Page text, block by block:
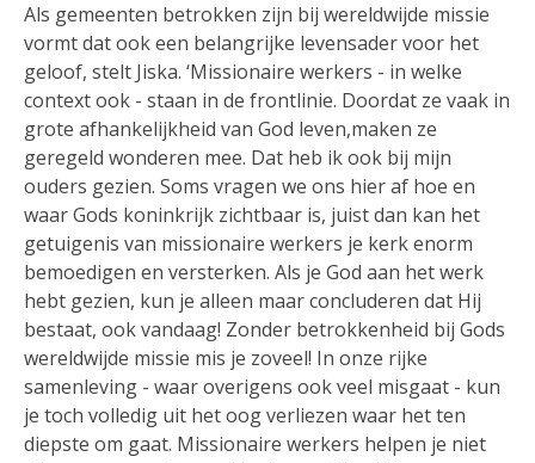
Als gemeenten betrokken zijn bij wereldwijde missie
vormt dat ook een belangrijke levensader voor het
geloof, stelt Jiska. ‘Missionaire werkers - in welke
context ook - staan in de frontlinie. Doordat ze vaak in
grote afhankelijkheid van God leven,maken ze
geregeld wonderen mee. Dat heb ik ook bij mijn
ouders gezien. Soms vragen we ons hier af hoe en
waar Gods koninkrijk zichtbaar is, juist dan kan het
getuigenis van missionaire werkers je kerk enorm
bemoedigen en versterken. Als je God aan het werk
hebt gezien, kun je alleen maar concluderen dat Hij
bestaat, ook vandaag! Zonder betrokkenheid bij Gods
wereldwijde missie mis je zoveel! In onze rijke
samenleving - waar overigens ook veel misgaat - kun
je toch volledig uit het oog verliezen waar het ten
diepste om gaat. Missionaire werkers helpen je niet